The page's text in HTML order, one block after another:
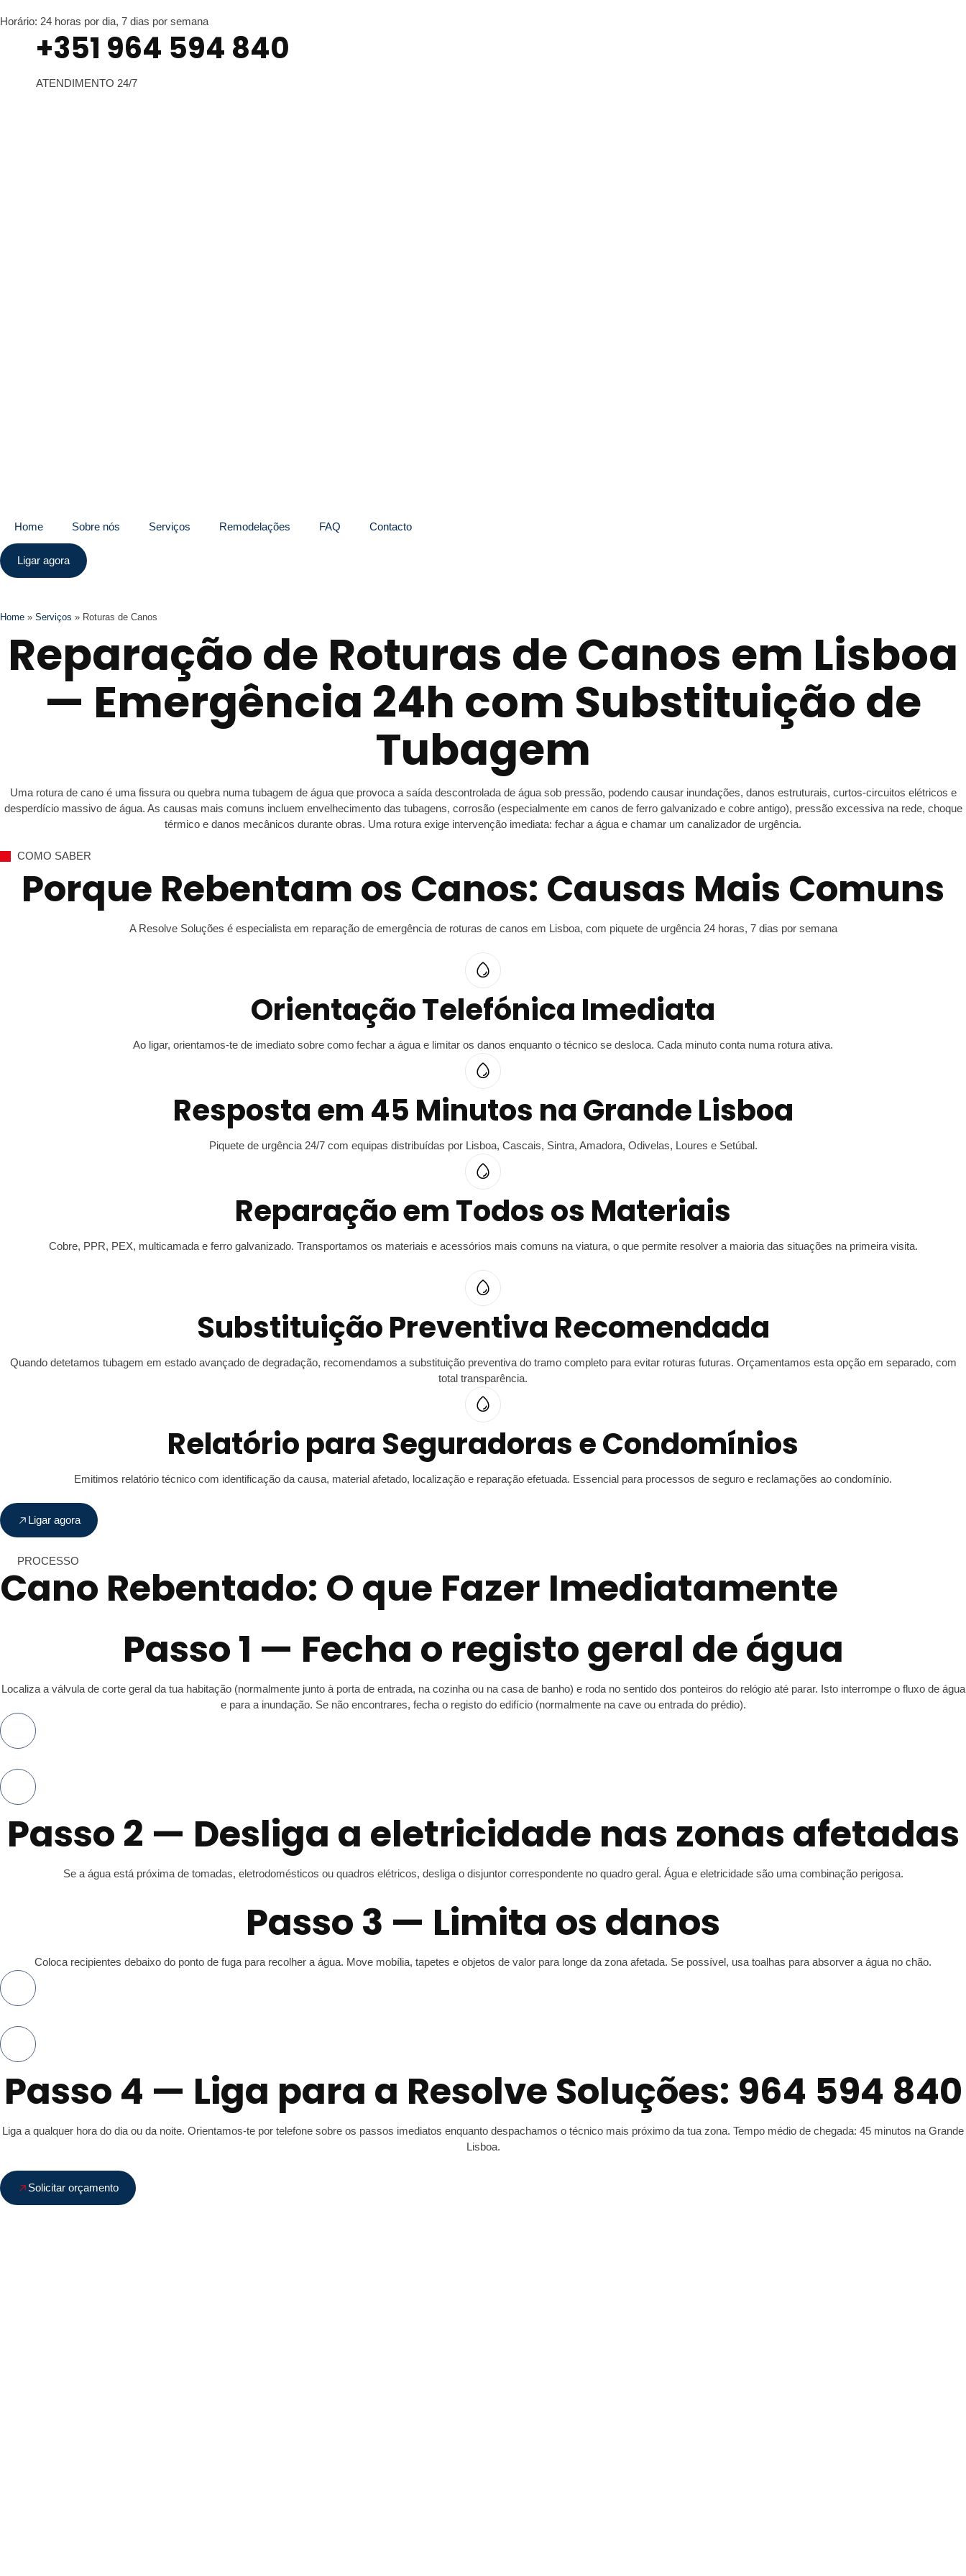
Horário: 24 horas por dia, 7 dias por semana
+351 964 594 840
ATENDIMENTO 24/7
Home Sobre nós Serviços Remodelações FAQ Contacto
Ligar agora
Home » Serviços » Roturas de Canos
Reparação de Roturas de Canos em Lisboa
— Emergência 24h com Substituição de
Tubagem
Uma rotura de cano é uma fissura ou quebra numa tubagem de água que provoca a saída descontrolada de água sob pressão, podendo causar inundações, danos estruturais, curtos-circuitos elétricos e
desperdício massivo de água. As causas mais comuns incluem envelhecimento das tubagens, corrosão (especialmente em canos de ferro galvanizado e cobre antigo), pressão excessiva na rede, choque
térmico e danos mecânicos durante obras. Uma rotura exige intervenção imediata: fechar a água e chamar um canalizador de urgência.
COMO SABER
Porque Rebentam os Canos: Causas Mais Comuns
A Resolve Soluções é especialista em reparação de emergência de roturas de canos em Lisboa, com piquete de urgência 24 horas, 7 dias por semana
Orientação Telefónica Imediata
Ao ligar, orientamos-te de imediato sobre como fechar a água e limitar os danos enquanto o técnico se desloca. Cada minuto conta numa rotura ativa.
Resposta em 45 Minutos na Grande Lisboa
Piquete de urgência 24/7 com equipas distribuídas por Lisboa, Cascais, Sintra, Amadora, Odivelas, Loures e Setúbal.
Reparação em Todos os Materiais
Cobre, PPR, PEX, multicamada e ferro galvanizado. Transportamos os materiais e acessórios mais comuns na viatura, o que permite resolver a maioria das situações na primeira visita.
Substituição Preventiva Recomendada
Quando detetamos tubagem em estado avançado de degradação, recomendamos a substituição preventiva do tramo completo para evitar roturas futuras. Orçamentamos esta opção em separado, com
total transparência.
Relatório para Seguradoras e Condomínios
Emitimos relatório técnico com identificação da causa, material afetado, localização e reparação efetuada. Essencial para processos de seguro e reclamações ao condomínio.
Ligar agora
PROCESSO
Cano Rebentado: O que Fazer Imediatamente
Passo 1 — Fecha o registo geral de água
Localiza a válvula de corte geral da tua habitação (normalmente junto à porta de entrada, na cozinha ou na casa de banho) e roda no sentido dos ponteiros do relógio até parar. Isto interrompe o fluxo de água
e para a inundação. Se não encontrares, fecha o registo do edifício (normalmente na cave ou entrada do prédio).
Passo 2 — Desliga a eletricidade nas zonas afetadas
Se a água está próxima de tomadas, eletrodomésticos ou quadros elétricos, desliga o disjuntor correspondente no quadro geral. Água e eletricidade são uma combinação perigosa.
Passo 3 — Limita os danos
Coloca recipientes debaixo do ponto de fuga para recolher a água. Move mobília, tapetes e objetos de valor para longe da zona afetada. Se possível, usa toalhas para absorver a água no chão.
Passo 4 — Liga para a Resolve Soluções: 964 594 840
Liga a qualquer hora do dia ou da noite. Orientamos-te por telefone sobre os passos imediatos enquanto despachamos o técnico mais próximo da tua zona. Tempo médio de chegada: 45 minutos na Grande
Lisboa.
Solicitar orçamento